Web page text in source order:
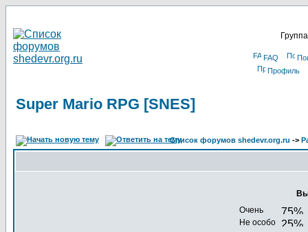
FAQ
Профиль
Super Mario RPG [SNES]
Список форумов shedevr.org.ru ->
Очень
Не особо